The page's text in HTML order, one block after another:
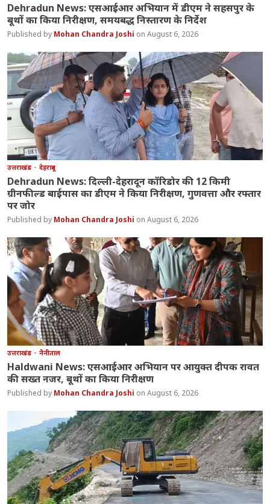
Dehradun News: एसआईआर अभियान में डीएम ने सहसपुर के
बूथों का किया निरीक्षण, समयबद्ध निस्तारण के निर्देश
Mohan Chandra Joshi August 6, 2026
उत्तराखंड देहरादून
Dehradun News: दिल्ली-देहरादून कॉरिडोर की 12 किमी
ग्रीनफील्ड बाईपास का डीएम ने किया निरीक्षण, गुणवत्ता और रफ्तार
पर जोर
Mohan Chandra Joshi August 6, 2026
उत्तराखंड नैनीताल
Haldwani News: एसआईआर अभियान पर आयुक्त दीपक रावत
की सख्त नजर, बूथों का किया निरीक्षण
Mohan Chandra Joshi August 6, 2026